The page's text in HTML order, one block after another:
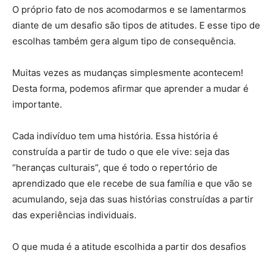
O próprio fato de nos acomodarmos e se lamentarmos
diante de um desafio são tipos de atitudes. E esse tipo de
escolhas também gera algum tipo de consequência.
Muitas vezes as mudanças simplesmente acontecem!
Desta forma, podemos afirmar que aprender a mudar é
importante.
Cada indivíduo tem uma história. Essa história é
construída a partir de tudo o que ele vive: seja das
“heranças culturais”, que é todo o repertório de
aprendizado que ele recebe de sua família e que vão se
acumulando, seja das suas histórias construídas a partir
das experiências individuais.
O que muda é a atitude escolhida a partir dos desafios